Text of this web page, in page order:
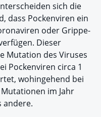
sich die
dass Pockenviren ein
oder Grippe-
Dieser
Mutation des Viruses
Pockenviren circa 1
wohingehend bei
im Jahr
andere.